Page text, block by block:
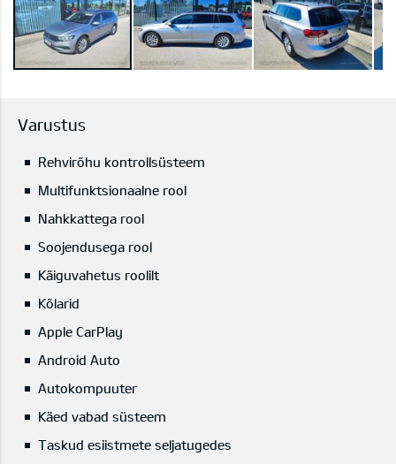
Varustus
Rehvirõhu kontrollsüsteem
Multifunktsionaalne rool
Nahkkattega rool
Soojendusega rool
Käiguvahetus roolilt
Kõlarid
Apple CarPlay
Android Auto
Autokompuuter
Käed vabad süsteem
Taskud esiistmete seljatugedes